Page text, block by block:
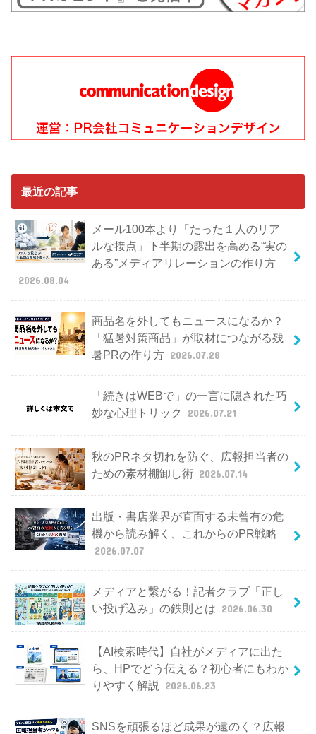
最近の記事
メール100本より「たった１人のリア
ルな接点」下半期の露出を高める“実の
ある”メディアリレーションの作り方
2026.08.04
商品名を外してもニュースになるか？
「猛暑対策商品」が取材につながる残
暑PRの作り方 2026.07.28
「続きはWEBで」の一言に隠された巧
妙な心理トリック
2026.07.21
秋のPRネタ切れを防ぐ、広報担当者の
ための素材棚卸し術 2026.07.14
出版・書店業界が直面する未曾有の危
機から読み解く、これからのPR戦略
2026.07.07
メディアと繋がる！記者クラブ「正し
い投げ込み」の鉄則とは 2026.06.30
【AI検索時代】自社がメディアに出た
ら、HPでどう伝える？初心者にもわか
りやすく解説
2026.06.23
SNSを頑張るほど成果が遠のく？広報